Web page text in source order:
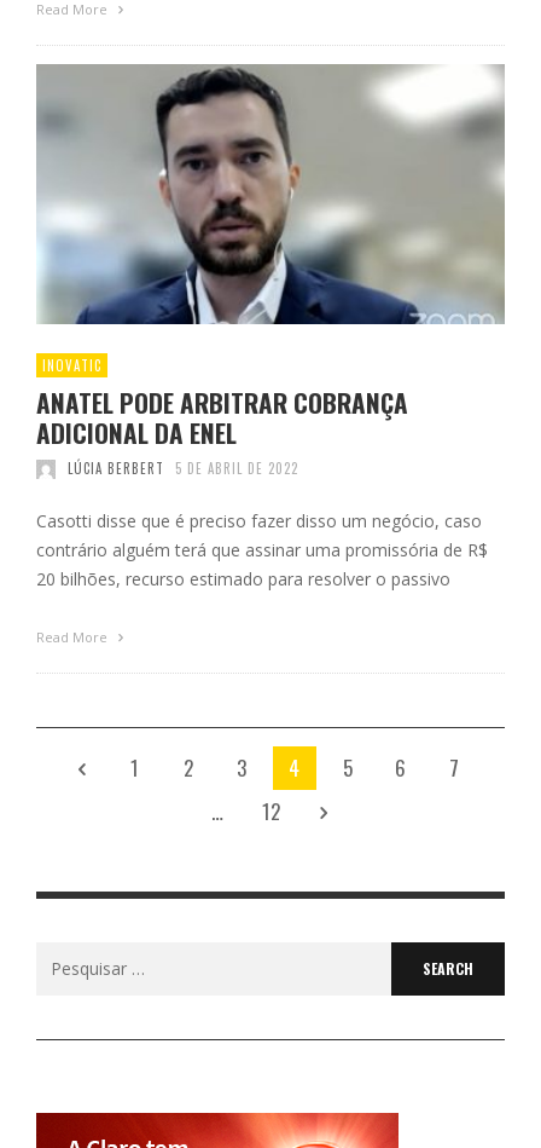
Read More
INOVATIC
ANATEL PODE ARBITRAR COBRANÇA
ADICIONAL DA ENEL
LÚCIA BERBERT 5 DE ABRIL DE 2022
Casotti disse que é preciso fazer disso um negócio, caso
contrário alguém terá que assinar uma promissória de R$
20 bilhões, recurso estimado para resolver o passivo
Read More
1 2 3 4 5 6
7
…
12